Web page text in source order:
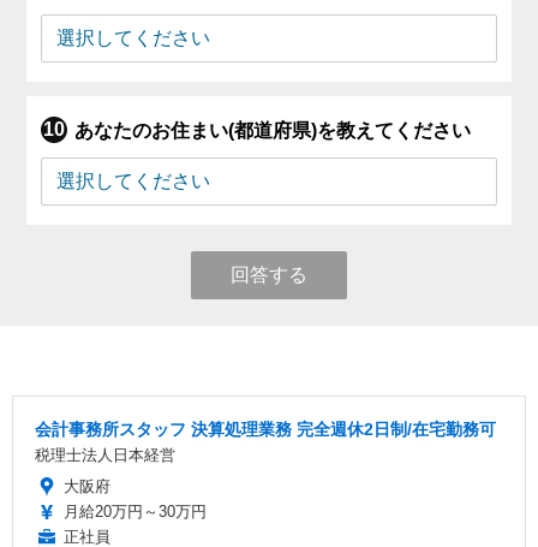
あなたのお住まい(都道府県)を教えてください
回答する
会計事務所スタッフ 決算処理業務 完全週休2日制/在宅勤務可
税理士法人日本経営
大阪府
月給20万円～30万円
正社員